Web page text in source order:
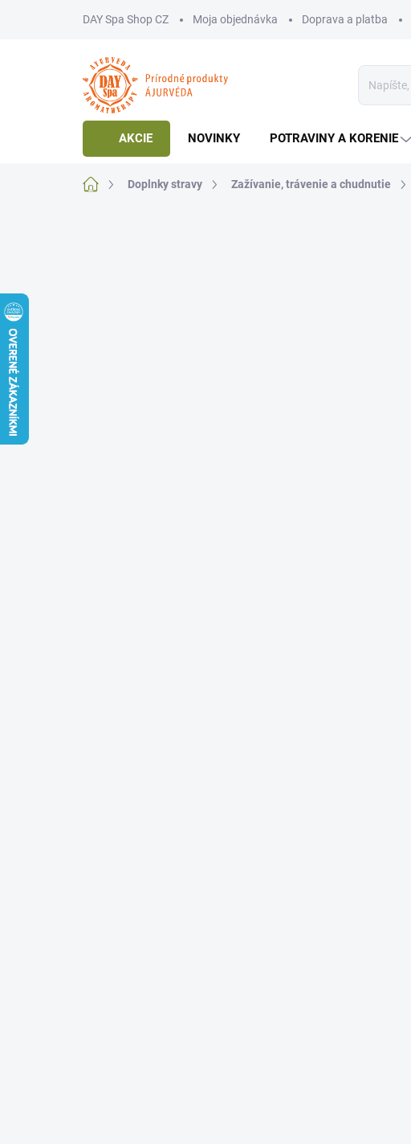
DAY Spa Shop CZ Moja objednávka Doprava a platba
AKCIE NOVINKY POTRAVINY A KORENIE
DomovDoplnky stravy Zažívanie, trávenie a chudnutie